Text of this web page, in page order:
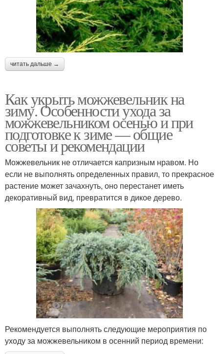
читать дальше →
Как укрыть можжевельник на
зиму. Особенности ухода за
можжевельником осенью и при
подготовке к зиме — общие
советы и рекомендации
Можжевельник не отличается капризным нравом. Но
если не выполнять определенных правил, то прекрасное
растение может зачахнуть, оно перестанет иметь
декоративный вид, превратится в дикое дерево.
Рекомендуется выполнять следующие мероприятия по
уходу за можжевельником в осенний период времени: